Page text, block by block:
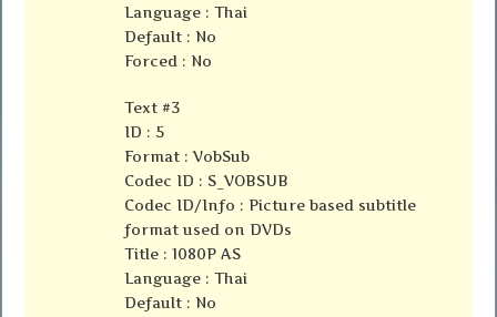
Language : Thai
Default : No
Forced : No
Text #3
ID : 5
Format : VobSub
Codec ID : S_VOBSUB
Codec ID/Info : Picture based subtitle
format used on DVDs
Title : 1080P AS
Language : Thai
Default : No